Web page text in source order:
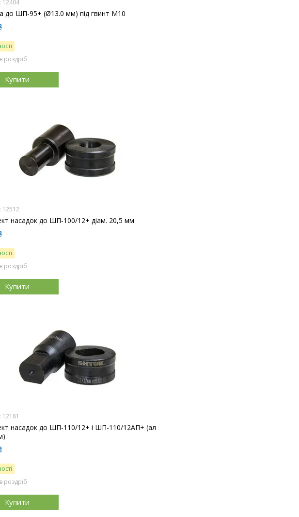
12404
до ШП-95+ (Ø13.0 мм) під гвинт М10
роздріб
Купити
12512
насадок до ШП-100/12+ діам. 20,5 мм
роздріб
Купити
12181
насадок до ШП-110/12+ і ШП-110/12АП+ (ал
роздріб
Купити